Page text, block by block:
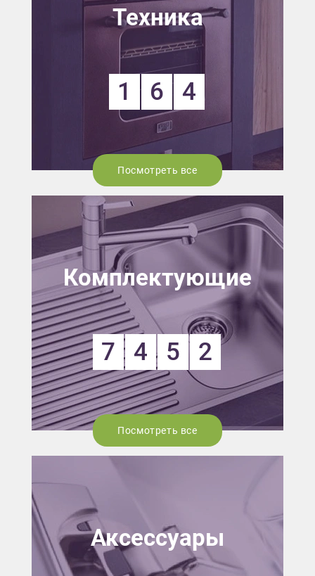
Техника
1 6 4
Посмотреть все
Комплектующие
7 4 5 2
Посмотреть все
Аксессуары